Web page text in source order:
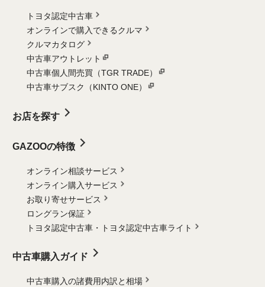
トヨタ認定中古車
オンラインで購入できるクルマ
クルマカタログ
中古車アウトレット
中古車個人間売買（TGR TRADE）
中古車サブスク（KINTO ONE）
お店を探す
GAZOOの特徴
オンライン相談サービス
オンライン購入サービス
お取り寄せサービス
ロングラン保証
トヨタ認定中古車・
トヨタ認定中古車ライト
中古車購入ガイド
中古車購入の諸費用内訳と相場